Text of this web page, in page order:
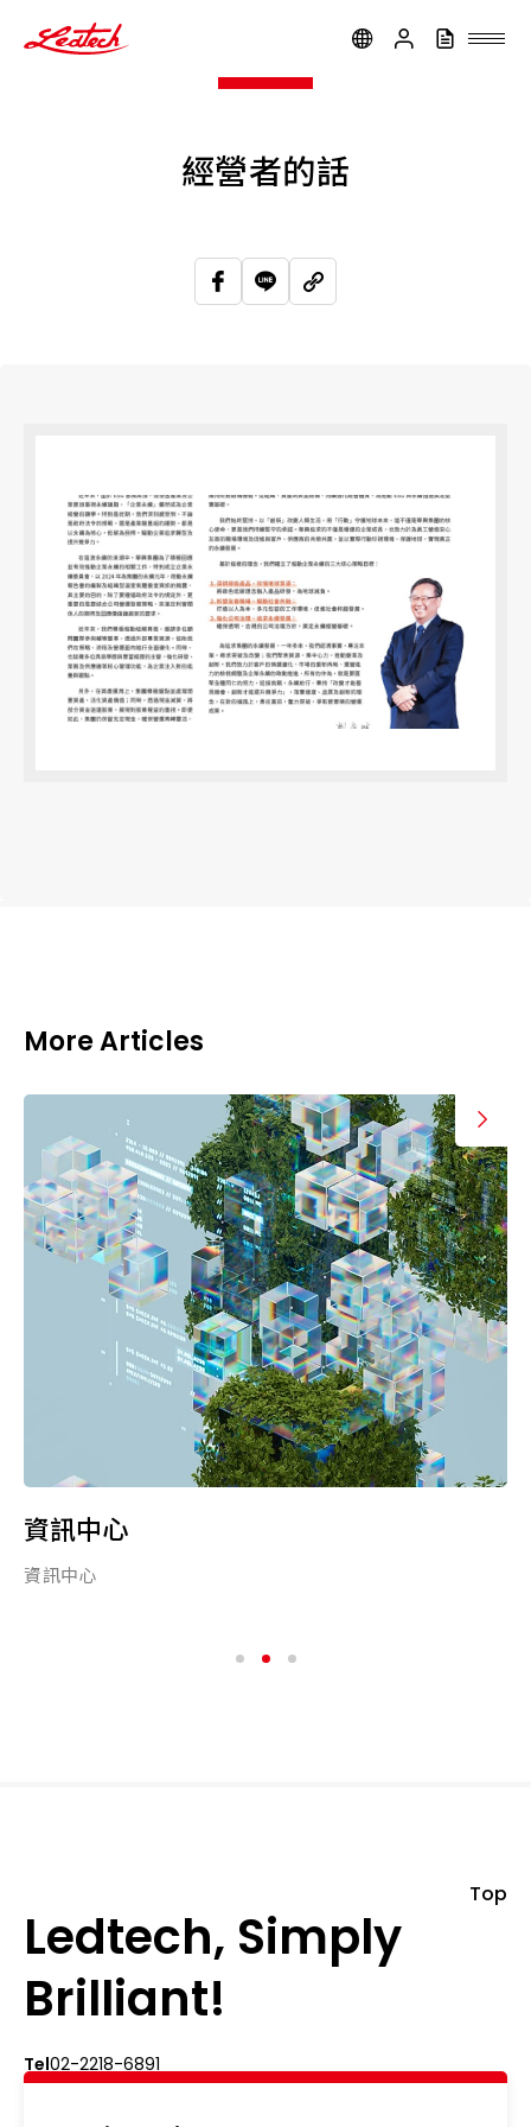
經營者的話
More Articles
資訊中心
資訊中心
Ledtech, Simply
Brilliant!
Tel02-2218-6891
Add5F., No.542-5, Zhongzheng Rd., Xindian Dist.,
Top